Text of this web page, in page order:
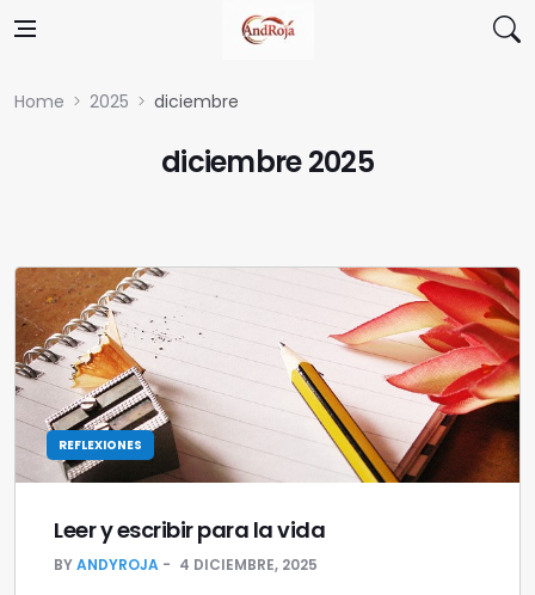
Home 2025 diciembre
diciembre 2025
REFLEXIONES
Leer y escribir para la vida
BYANDYROJA 4 DICIEMBRE, 2025